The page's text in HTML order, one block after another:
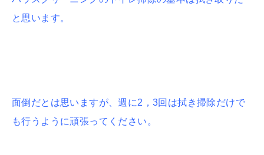
と思います。
面倒だとは思いますが、週に2，3回は拭き掃除だけで
も行うように頑張ってください。